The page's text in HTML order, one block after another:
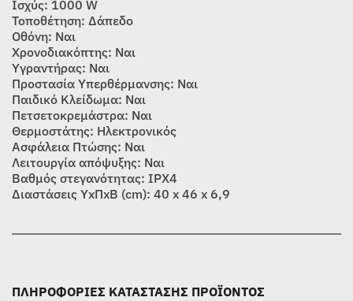
Ισχύς: 1000 W
Τοποθέτηση: Δάπεδο
Οθόνη: Ναι
Χρονοδιακόπτης: Ναι
Υγραντήρας: Ναι
Προστασία Υπερθέρμανσης: Ναι
Παιδικό Κλείδωμα: Ναι
Πετσετοκρεμάστρα: Ναι
Θερμοστάτης: Ηλεκτρονικός
Ασφάλεια Πτώσης: Ναι
Λειτουργία απόψυξης: Ναι
Βαθμός στεγανότητας: ΙΡX4
Διαστάσεις ΥxΠxΒ (cm): 40 x 46 x 6,9
ΠΛΗΡΟΦΟΡΙΕΣ ΚΑΤΑΣΤΑΣΗΣ ΠΡΟΪΟΝΤΟΣ